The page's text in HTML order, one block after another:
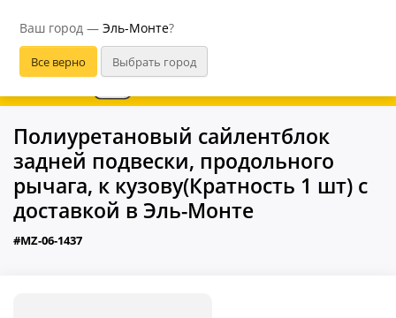
Ваш город — Эль-Монте?
В приложении удобнее
Полиуретановый сайлентблок
задней подвески, продольного
рычага, к кузову(Кратность 1 шт) с
доставкой в Эль-Монте
#MZ-06-1437